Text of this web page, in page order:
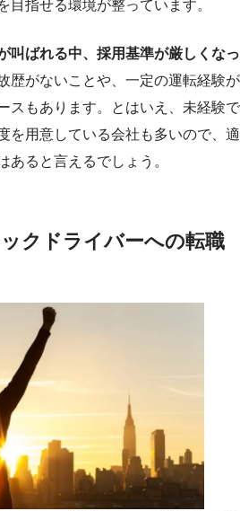
目指せる環境が整っています。
叫ばれる中、採用基準が厳しくなっ
歴がないことや、一定の運転経験が
スもあります。とはいえ、未経験で
を用意している会社も多いので、適
あると言えるでしょう。
クドライバーへの転職